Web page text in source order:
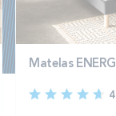
Matelas